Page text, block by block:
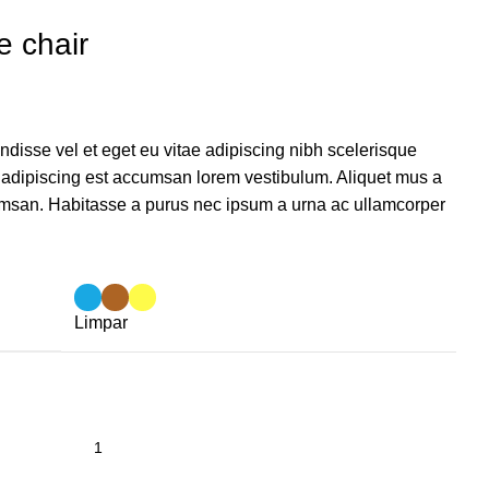
chair
vel et eget eu vitae adipiscing nibh scelerisque
est accumsan lorem vestibulum. Aliquet mus a
Habitasse a purus nec ipsum a urna ac ullamcorper
Limpar